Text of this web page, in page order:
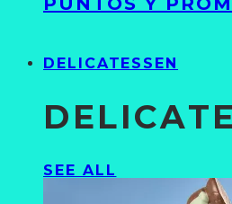
DELICATESSEN
SEE ALL